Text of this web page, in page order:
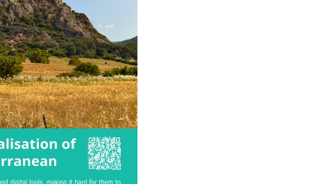
financement des
organismes
professionels de
l’artisanat
Subventions et
financements
disponibles pour les
artisans
LES SALONS ET
FOIRES